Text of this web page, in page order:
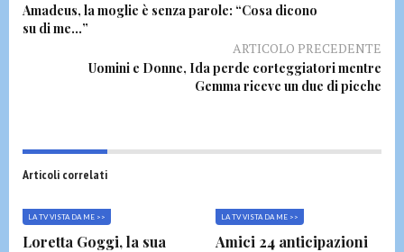
Amadeus, la moglie è senza parole: “Cosa dicono
su di me…”
ARTICOLO PRECEDENTE
Uomini e Donne, Ida perde corteggiatori mentre
Gemma riceve un due di picche
Articoli correlati
LA TV VISTA DA ME >>
Loretta Goggi, la sua
LA TV VISTA DA ME >>
Amici 24 anticipazioni